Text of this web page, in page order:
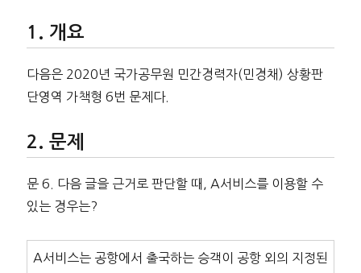
개요
다음은 2020년 국가공무원 민간경력자(민경채) 상황판
단영역 가책형 6번 문제다.
문제
문 6. 다음 글을 근거로 판단할 때, A서비스를 이용할 수
있는 경우는?
A서비스는 공항에서 출국하는 승객이 공항 외의 지정된